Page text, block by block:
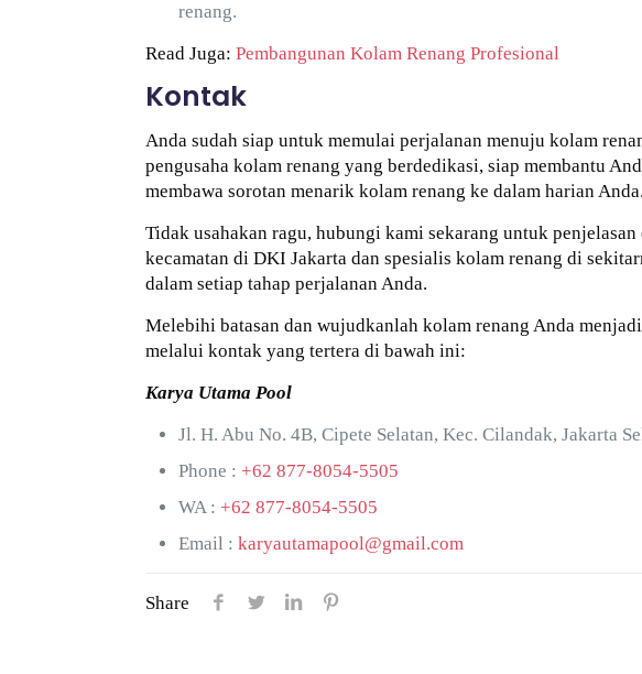
renang.
Read Juga:Pembangunan Kolam Renang Profesional
Kontak
Anda sudah siap untuk memulai perjalanan menuju kolam
pengusaha kolam renang yang berdedikasi, siap membantu
membawa sorotan menarik kolam renang ke dalam harian Anda.
Tidak usahakan ragu, hubungi kami sekarang untuk
kecamatan di DKI Jakarta dan spesialis kolam renang di
dalam setiap tahap perjalanan Anda.
Melebihi batasan dan wujudkanlah kolam renang Anda
melalui kontak yang tertera di bawah ini:
Karya Utama Pool
Jl. H. Abu No. 4B, Cipete Selatan, Kec. Cilandak, Jakarta
Phone :+62 877-8054-5505
WA :+62 877-8054-5505
Email :karyautamapool@gmail.com
Share